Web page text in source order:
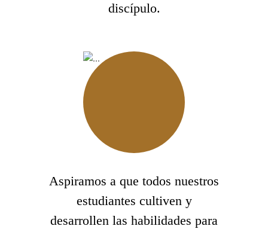
discípulo.
Aspiramos a que todos nuestros
estudiantes cultiven y
desarrollen las habilidades para